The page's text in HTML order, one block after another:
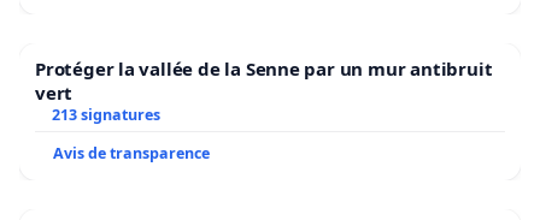
Protéger la vallée de la Senne par un mur antibruit
vert
213 signatures
Avis de transparence